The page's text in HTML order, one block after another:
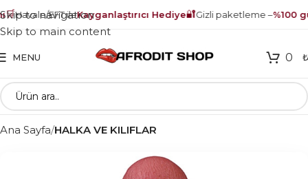
Havale/EFT ileKayganlaştırıcı Hediye🔐Gizli paketleme –%100
Skip to navigation
Skip to main content
MENU 0 ₺
Ana Sayfa HALKA VE KILIFLAR